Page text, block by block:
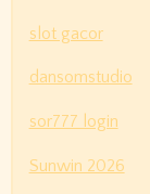
slot gacor
dansomstudio
sor777 login
Sunwin 2026